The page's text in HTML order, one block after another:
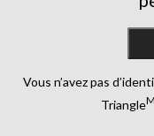
Vous n’avez pas
Triangle